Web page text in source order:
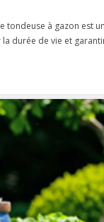
tondeuse à gazon est
durée de vie et